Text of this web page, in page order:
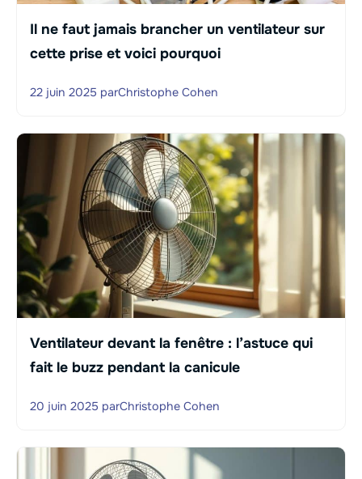
Il ne faut jamais brancher un ventilateur sur
cette prise et voici pourquoi
22 juin 2025 parChristophe Cohen
Ventilateur devant la fenêtre : l’astuce qui
fait le buzz pendant la canicule
20 juin 2025 parChristophe Cohen